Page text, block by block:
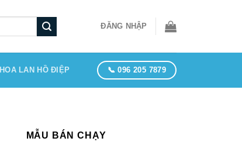
ĐĂNG NHẬP
HOA LAN HỒ ĐIỆP 📞 096 205 7879
MẪU BÁN CHẠY